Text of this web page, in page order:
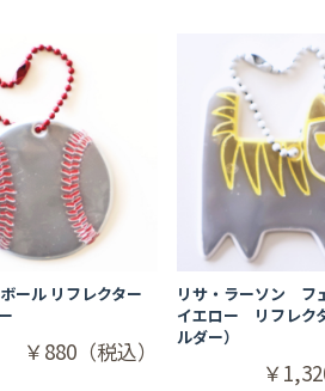
ール リフレクター
￥880（税込）
リサ・ラーソン フ
イエロー リフレク
ルダー）
￥